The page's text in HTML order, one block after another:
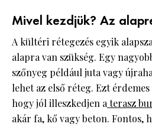
Mivel kezdjük? Az
A kültéri rétegezés egyik
alapra van szükség. Egy
szőnyeg például juta vagy
lehet az első réteg. Ezt
hogy jól illeszkedjen aterasz
akár fa, kő vagy beton. Fontos,